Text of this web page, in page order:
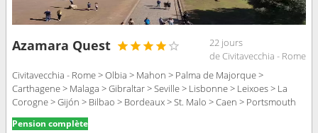
Azamara Quest
22 jours
de Civitavecchia - Rome
Civitavecchia - Rome > Olbia > Mahon > Palma de Majorque >
Carthagene > Malaga > Gibraltar > Seville > Lisbonne > Leixoes > La
Corogne > Gijón > Bilbao > Bordeaux > St. Malo > Caen > Portsmouth
Pension complète